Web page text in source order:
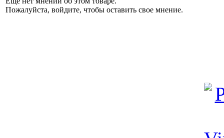
Пожалуйста, войдите, чтобы оставить свое мнение.